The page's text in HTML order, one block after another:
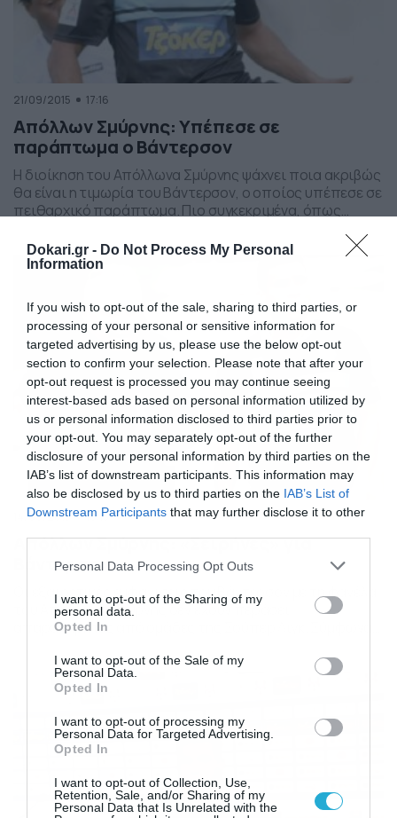
Dokari.gr - Do Not Process My Personal
Information
If you wish to opt-out of the sale, sharing to third parties, or
processing of your personal or sensitive information for
targeted advertising by us, please use the below opt-out
section to confirm your selection. Please note that after your
opt-out request is processed you may continue seeing
interest-based ads based on personal information utilized by
us or personal information disclosed to third parties prior to
your opt-out. You may separately opt-out of the further
disclosure of your personal information by third parties on the
IAB’s list of downstream participants. This information may
also be disclosed by us to third parties on the IAB’s List of
Downstream Participants that may further disclose it to other
Please note that this website/app uses one or more Google
not limited to your visit or usage behaviour. You may click to
grant or deny consent to Google and its third-party tags to
use your data for below specified purposes in below Google
consent section.
Personal Data Processing Opt Outs
I want to opt-out of the Sharing of my
personal data.
Opted In
I want to opt-out of the Sale of my
Personal Data.
Opted In
I want to opt-out of processing my
Personal Data for Targeted Advertising.
Opted In
I want to opt-out of Collection, Use,
Retention, Sale, and/or Sharing of my
Personal Data that Is Unrelated with the
21/09/2015 17:16
Απόλλων Σμύρνης: Υπέπεσε σε
παράπτωμα ο Βάντερσον
Η διοίκηση του Απόλλωνα Σμύρνης ψάχνει ποια ακριβώς
θα είναι η τιμωρία του Βάντερσον, ο οποίος υπέπεσε σε
πειθαρχικό παράπτωμα. Πιο συγκεκριμένα, όπως
«Ελαφράς Ταξιαρχίας» στο φιλικό με τον Ολυμπιακό
Βόλου είχε ανάρμοστη – απρεπή συμπεριφορά. Το μόνο
θα […]
14/06/2015 10:15
Απόλλων Σμύρνης: «Σειρήνες» για
Βάντερσον
Οι εξαιρετικές εμφανίσεις του Βάντερσον με τη φανέλα
του Απόλλωνα Σμύρνης δεν έχουν περάσει
απαρατήρητες από ομάδες της Σούπερ Λιγκ. Σύμφωνα
εκδηλώσει το ενδιαφέρον τους για τον νεαρό επιθετικό,
ο οποίος ήταν ένας από τους «πρωτομάστορες» της
«Ελαφράς Ταξιαρχίας» την αγωνιστική σεζόν που μόλις
πριν λίγες ημέρες ολοκληρώθηκε. […]